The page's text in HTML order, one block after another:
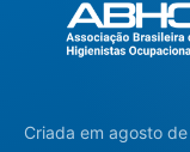
Criada em agosto